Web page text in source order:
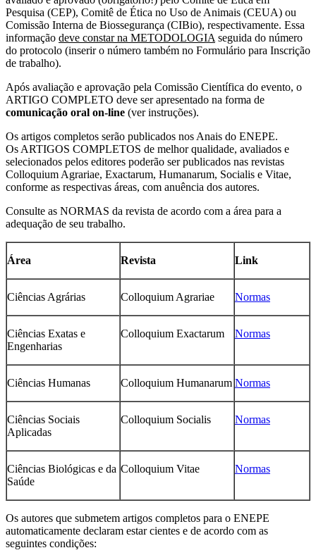
Pesquisa (CEP), Comitê de Ética no Uso de Animais (CEUA) ou
Comissão Interna de Biossegurança (CIBio), respectivamente. Essa
informação deve constar na METODOLOGIA seguida do número
do protocolo (inserir o número também no Formulário para Inscrição
de trabalho).
Após avaliação e aprovação pela Comissão Científica do evento, o
ARTIGO COMPLETO deve ser apresentado na forma de
comunicação oral on-line (ver instruções).
Os artigos completos serão publicados nos Anais do ENEPE.
Os ARTIGOS COMPLETOS de melhor qualidade, avaliados e
selecionados pelos editores poderão ser publicados nas revistas
Colloquium Agrariae, Exactarum, Humanarum, Socialis e Vitae,
conforme as respectivas áreas, com anuência dos autores.
Consulte as NORMAS da revista de acordo com a área para a
adequação de seu trabalho.
Área Revista Link
Ciências Agrárias Colloquium Agrariae Normas
Ciências Exatas e
Engenharias
Colloquium Exactarum Normas
Ciências Humanas Colloquium Humanarum Normas
Ciências Sociais
Aplicadas
Colloquium Socialis Normas
Ciências Biológicas e da
Saúde
Colloquium Vitae Normas
Os autores que submetem artigos completos para o ENEPE
automaticamente declaram estar cientes e de acordo com as
seguintes condições: